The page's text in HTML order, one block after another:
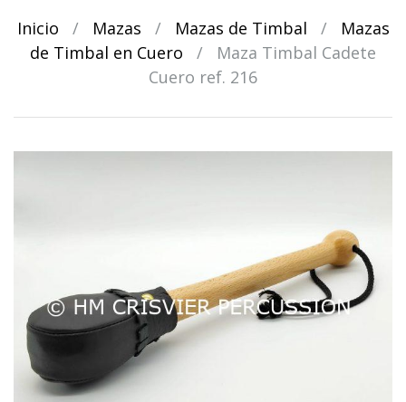
Inicio / Mazas / Mazas de Timbal /
Mazas
de Timbal en Cuero
/
Maza Timbal Cadete
Cuero ref. 216